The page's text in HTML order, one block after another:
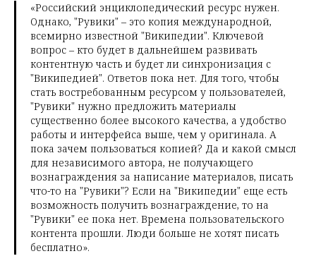
«Российский энциклопедический ресурс нужен.
Однако, "Рувики" – это копия международной,
всемирно известной "Википедии". Ключевой
вопрос – кто будет в дальнейшем развивать
контентную часть и будет ли синхронизация с
"Википедией". Ответов пока нет. Для того, чтобы
стать востребованным ресурсом у пользователей,
"Рувики" нужно предложить материалы
существенно более высокого качества, а удобство
работы и интерфейса выше, чем у оригинала. А
пока зачем пользоваться копией? Да и какой смысл
для независимого автора, не получающего
вознаграждения за написание материалов, писать
что-то на "Рувики"? Если на "Википедии" еще есть
возможность получить вознаграждение, то на
"Рувики" ее пока нет. Времена пользовательского
контента прошли. Люди больше не хотят писать
бесплатно».